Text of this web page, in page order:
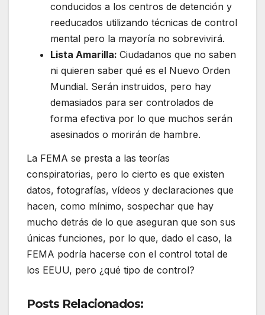
conducidos a los centros de detención y
reeducados utilizando técnicas de control
mental pero la mayoría no sobrevivirá.
Lista Amarilla: Ciudadanos que no saben
ni quieren saber qué es el Nuevo Orden
Mundial. Serán instruidos, pero hay
demasiados para ser controlados de
forma efectiva por lo que muchos serán
asesinados o morirán de hambre.
La FEMA se presta a las teorías
conspiratorias, pero lo cierto es que existen
datos, fotografías, vídeos y declaraciones que
hacen, como mínimo, sospechar que hay
mucho detrás de lo que aseguran que son sus
únicas funciones, por lo que, dado el caso, la
FEMA podría hacerse con el control total de
los EEUU, pero ¿qué tipo de control?
Posts Relacionados: